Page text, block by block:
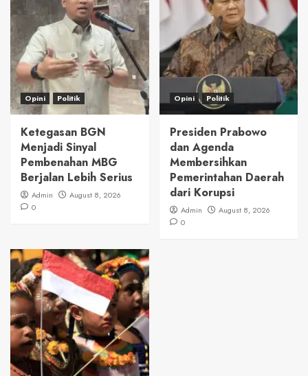
Opini Politik
Ketegasan BGN
Menjadi Sinyal
Pembenahan MBG
Berjalan Lebih Serius
Admin
August 8, 2026
0
Opini Politik
Presiden Prabowo
dan Agenda
Membersihkan
Pemerintahan Daerah
dari Korupsi
Admin
August 8, 2026
0